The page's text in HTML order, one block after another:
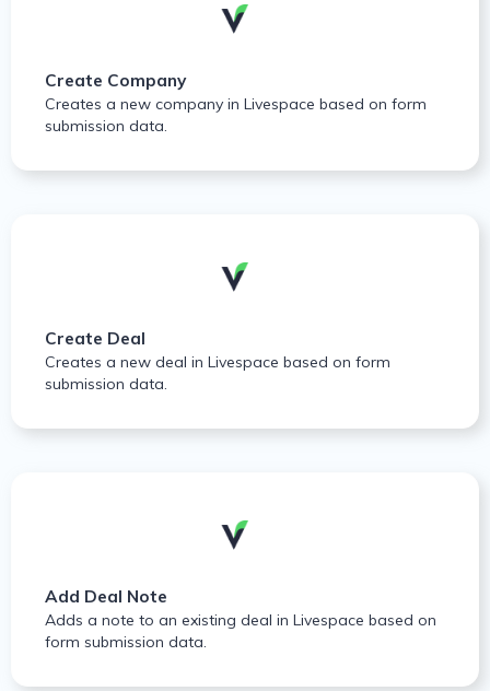
Create Company
Creates a new company in Livespace based on form
submission data.
Create Deal
Creates a new deal in Livespace based on form
submission data.
Add Deal Note
Adds a note to an existing deal in Livespace based on
form submission data.